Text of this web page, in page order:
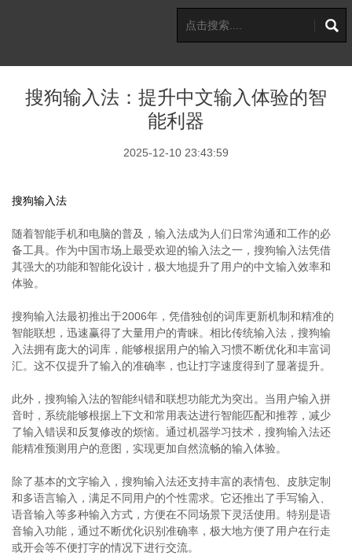
搜狗输入法：提升中文输入体验的智
能利器
2025-12-10 23:43:59
搜狗输入法
随着智能手机和电脑的普及，输入法成为人们日常沟通和工作的必
备工具。作为中国市场上最受欢迎的输入法之一，搜狗输入法凭借
其强大的功能和智能化设计，极大地提升了用户的中文输入效率和
体验。
搜狗输入法最初推出于2006年，凭借独创的词库更新机制和精准的
智能联想，迅速赢得了大量用户的青睐。相比传统输入法，搜狗输
入法拥有庞大的词库，能够根据用户的输入习惯不断优化和丰富词
汇。这不仅提升了输入的准确率，也让打字速度得到了显著提升。
此外，搜狗输入法的智能纠错和联想功能尤为突出。当用户输入拼
音时，系统能够根据上下文和常用表达进行智能匹配和推荐，减少
了输入错误和反复修改的烦恼。通过机器学习技术，搜狗输入法还
能精准预测用户的意图，实现更加自然流畅的输入体验。
除了基本的文字输入，搜狗输入法还支持丰富的表情包、皮肤定制
和多语言输入，满足不同用户的个性需求。它还推出了手写输入、
语音输入等多种输入方式，方便在不同场景下灵活使用。特别是语
音输入功能，通过不断优化识别准确率，极大地方便了用户在行走
或开会等不便打字的情况下进行交流。